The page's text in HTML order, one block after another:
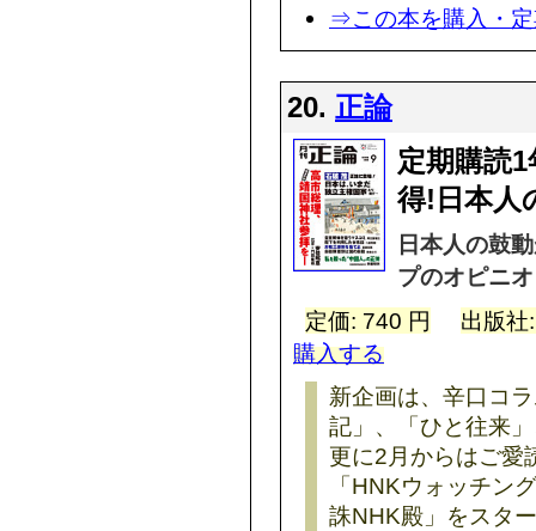
⇒この本を購入・
20. 正論
定期購読
得!日本人
日本人の鼓
プのオピニ
定価: 740 円
出版
購入する
新企画は、辛口コ
記」、「ひと往来
更に2月からはご愛
「HNKウォッチン
誅NHK殿」をスタ